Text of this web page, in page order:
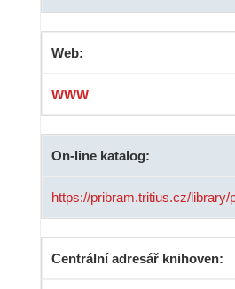
Web:
WWW
On-line katalog:
https://pribram.tritius.cz/library/
Centrální adresář knihoven: